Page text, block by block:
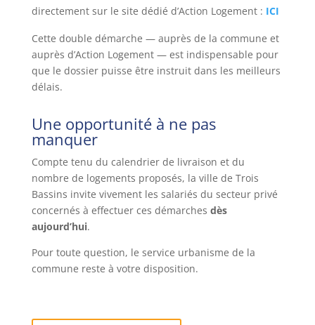
directement sur le site dédié d’Action Logement : ICI
Cette double démarche — auprès de la commune et
auprès d’Action Logement — est indispensable pour
que le dossier puisse être instruit dans les meilleurs
délais.
Une opportunité à ne pas
manquer
Compte tenu du calendrier de livraison et du
nombre de logements proposés, la ville de Trois
Bassins invite vivement les salariés du secteur privé
concernés à effectuer ces démarches dès
aujourd’hui.
Pour toute question, le service urbanisme de la
commune reste à votre disposition.